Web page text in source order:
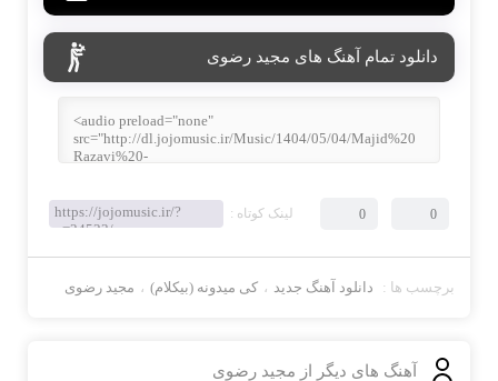
دانلود تمام آهنگ های مجید رضوی
0
0 لینک کوتاه :
برچسب ها : دانلود آهنگ جدید ، کی میدونه (بیکلام) ، مجید رضوی
آهنگ های دیگر از مجید رضوی